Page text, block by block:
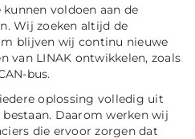
voldoen aan de
Wij zoeken altijd de
blijven wij continu nieuwe
van LINAK ontwikkelen, zoals
bus.
oplossing volledig uit
Daarom werken wij
die ervoor zorgen dat